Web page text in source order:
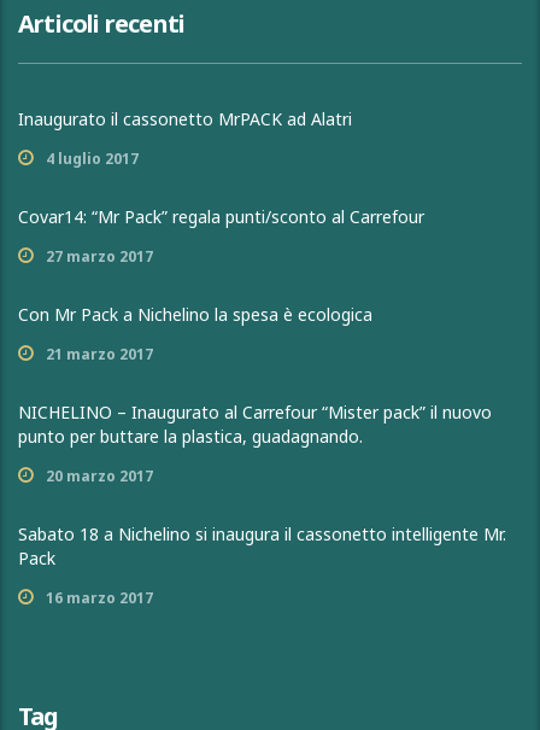
Articoli recenti
Inaugurato il cassonetto MrPACK ad Alatri
4 luglio 2017
Covar14: “Mr Pack” regala punti/sconto al Carrefour
27 marzo 2017
Con Mr Pack a Nichelino la spesa è ecologica
21 marzo 2017
NICHELINO – Inaugurato al Carrefour “Mister pack” il nuovo
punto per buttare la plastica, guadagnando.
20 marzo 2017
Sabato 18 a Nichelino si inaugura il cassonetto intelligente Mr.
Pack
16 marzo 2017
Tag